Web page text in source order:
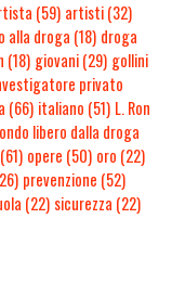
(59) artisti(32)
alla droga (18) droga
(18) giovani(29) gollini
privato
(66) italiano (51) L. Ron
libero dalla droga
(61) opere (50) oro (22)
prevenzione (52)
(22) sicurezza (22)